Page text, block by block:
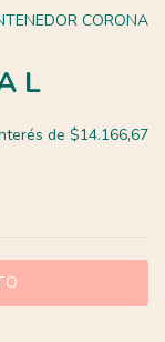
CORONA
L
de $14.166,67